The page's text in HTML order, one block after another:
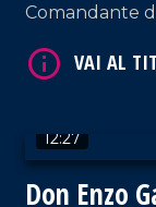
Comandante
12:27
Don Enzo